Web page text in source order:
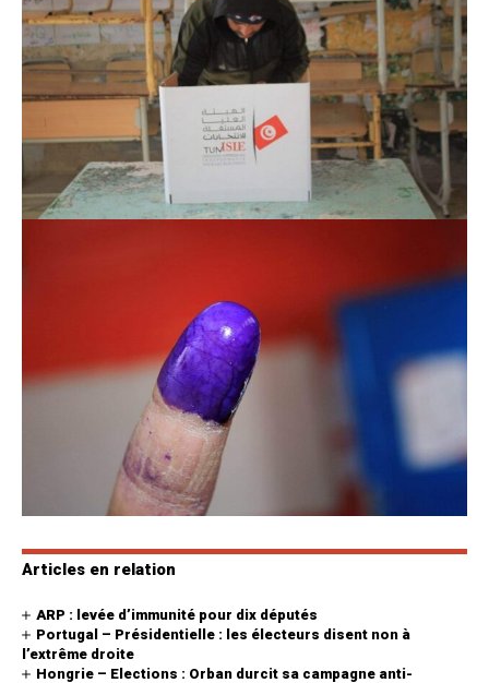
Articles en relation
ARP : levée d’immunité pour dix députés
Portugal – Présidentielle : les électeurs disent non à
l’extrême droite
Hongrie – Elections : Orban durcit sa campagne anti-